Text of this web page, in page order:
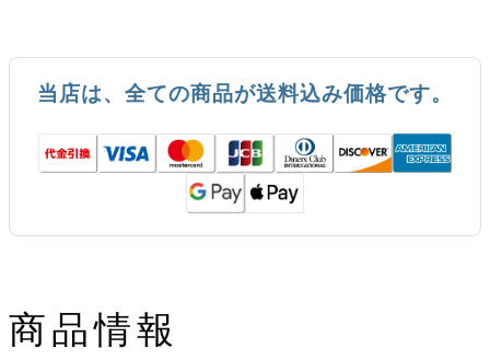
当店は、全ての商品が送料込み価格です。
商品情報